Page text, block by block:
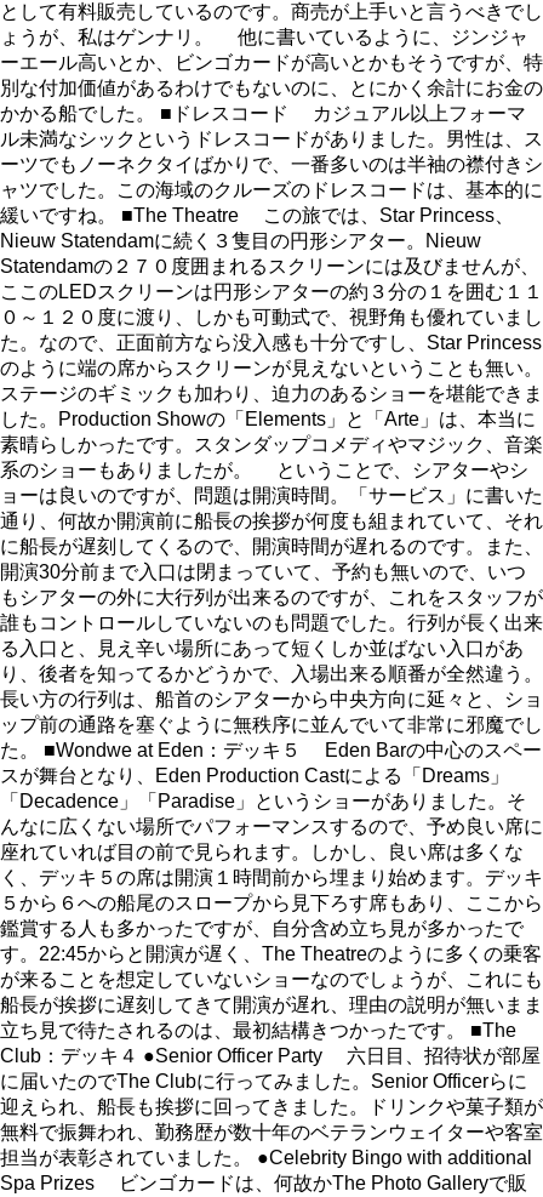
として有料販売しているのです。商売が上手いと言うべきでし
ょうが、私はゲンナリ。 他に書いているように、ジンジャ
ーエール高いとか、ビンゴカードが高いとかもそうですが、特
別な付加価値があるわけでもないのに、とにかく余計にお金の
かかる船でした。 ■ドレスコード カジュアル以上フォーマ
ル未満なシックというドレスコードがありました。男性は、ス
ーツでもノーネクタイばかりで、一番多いのは半袖の襟付きシ
ャツでした。この海域のクルーズのドレスコードは、基本的に
緩いですね。 ■The Theatre この旅では、Star Princess、
Nieuw Statendamに続く３隻目の円形シアター。Nieuw
Statendamの２７０度囲まれるスクリーンには及びませんが、
ここのLEDスクリーンは円形シアターの約３分の１を囲む１１
０～１２０度に渡り、しかも可動式で、視野角も優れていまし
た。なので、正面前方なら没入感も十分ですし、Star Princess
のように端の席からスクリーンが見えないということも無い。
ステージのギミックも加わり、迫力のあるショーを堪能できま
した。Production Showの「Elements」と「Arte」は、本当に
素晴らしかったです。スタンダップコメディやマジック、音楽
系のショーもありましたが。 ということで、シアターやシ
ョーは良いのですが、問題は開演時間。「サービス」に書いた
通り、何故か開演前に船長の挨拶が何度も組まれていて、それ
に船長が遅刻してくるので、開演時間が遅れるのです。また、
開演30分前まで入口は閉まっていて、予約も無いので、いつ
もシアターの外に大行列が出来るのですが、これをスタッフが
誰もコントロールしていないのも問題でした。行列が長く出来
る入口と、見え辛い場所にあって短くしか並ばない入口があ
り、後者を知ってるかどうかで、入場出来る順番が全然違う。
長い方の行列は、船首のシアターから中央方向に延々と、ショ
ップ前の通路を塞ぐように無秩序に並んでいて非常に邪魔でし
た。 ■Wondwe at Eden：デッキ５ Eden Barの中心のスペー
スが舞台となり、Eden Production Castによる「Dreams」
「Decadence」「Paradise」というショーがありました。そ
んなに広くない場所でパフォーマンスするので、予め良い席に
座れていれば目の前で見られます。しかし、良い席は多くな
く、デッキ５の席は開演１時間前から埋まり始めます。デッキ
５から６への船尾のスロープから見下ろす席もあり、ここから
鑑賞する人も多かったですが、自分含め立ち見が多かったで
す。22:45からと開演が遅く、The Theatreのように多くの乗客
が来ることを想定していないショーなのでしょうが、これにも
船長が挨拶に遅刻してきて開演が遅れ、理由の説明が無いまま
立ち見で待たされるのは、最初結構きつかったです。 ■The
Club：デッキ４ ●Senior Officer Party 六日目、招待状が部屋
に届いたのでThe Clubに行ってみました。Senior Officerらに
迎えられ、船長も挨拶に回ってきました。ドリンクや菓子類が
無料で振舞われ、勤務歴が数十年のベテランウェイターや客室
担当が表彰されていました。 ●Celebrity Bingo with additional
Spa Prizes ビンゴカードは、何故かThe Photo Galleryで販